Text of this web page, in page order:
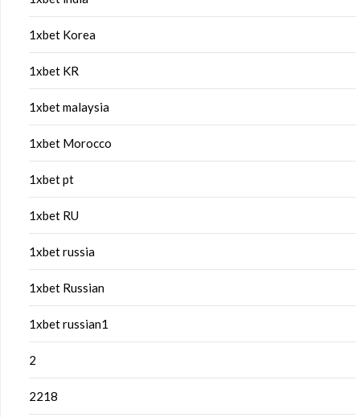
1xbet Korea
1xbet KR
1xbet malaysia
1xbet Morocco
1xbet pt
1xbet RU
1xbet russia
1xbet Russian
1xbet russian1
2
2218